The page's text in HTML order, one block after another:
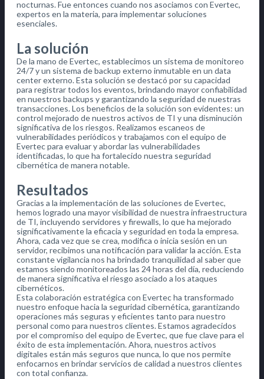
nocturnas. Fue entonces cuando nos asociamos con Evertec,
expertos en la materia, para implementar soluciones
esenciales.
La solución
De la mano de Evertec, establecimos un sistema de monitoreo
24/7 y un sistema de backup externo inmutable en un data
center externo. Esta solución se destacó por su capacidad
para registrar todos los eventos, brindando mayor confiabilidad
en nuestros backups y garantizando la seguridad de nuestras
transacciones. Los beneficios de la solución son evidentes: un
control mejorado de nuestros activos de TI y una disminución
significativa de los riesgos. Realizamos escaneos de
vulnerabilidades periódicos y trabajamos con el equipo de
Evertec para evaluar y abordar las vulnerabilidades
identificadas, lo que ha fortalecido nuestra seguridad
cibernética de manera notable.
Resultados
Gracias a la implementación de las soluciones de Evertec,
hemos logrado una mayor visibilidad de nuestra infraestructura
de TI, incluyendo servidores y firewalls, lo que ha mejorado
significativamente la eficacia y seguridad en toda la empresa.
Ahora, cada vez que se crea, modifica o inicia sesión en un
servidor, recibimos una notificación para validar la acción. Esta
constante vigilancia nos ha brindado tranquilidad al saber que
estamos siendo monitoreados las 24 horas del día, reduciendo
de manera significativa el riesgo asociado a los ataques
cibernéticos.
Esta colaboración estratégica con Evertec ha transformado
nuestro enfoque hacia la seguridad cibernética, garantizando
operaciones más seguras y eficientes tanto para nuestro
personal como para nuestros clientes. Estamos agradecidos
por el compromiso del equipo de Evertec, que fue clave para el
éxito de esta implementación. Ahora, nuestros activos
digitales están más seguros que nunca, lo que nos permite
enfocarnos en brindar servicios de calidad a nuestros clientes
con total confianza.